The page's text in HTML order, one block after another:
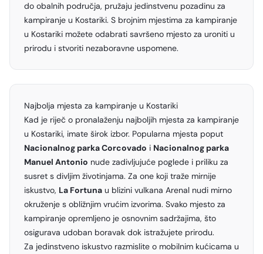
do obalnih područja, pružaju jedinstvenu pozadinu za
kampiranje u Kostariki. S brojnim mjestima za kampiranje
u Kostariki možete odabrati savršeno mjesto za uroniti u
prirodu i stvoriti nezaboravne uspomene.
Najbolja mjesta za kampiranje u Kostariki
Kad je riječ o pronalaženju najboljih mjesta za kampiranje
u Kostariki, imate širok izbor. Popularna mjesta poput
Nacionalnog parka Corcovado i Nacionalnog parka
Manuel Antonio nude zadivljujuće poglede i priliku za
susret s divljim životinjama. Za one koji traže mirnije
iskustvo, La Fortuna u blizini vulkana Arenal nudi mirno
okruženje s obližnjim vrućim izvorima. Svako mjesto za
kampiranje opremljeno je osnovnim sadržajima, što
osigurava udoban boravak dok istražujete prirodu.
Za jedinstveno iskustvo razmislite o mobilnim kućicama u